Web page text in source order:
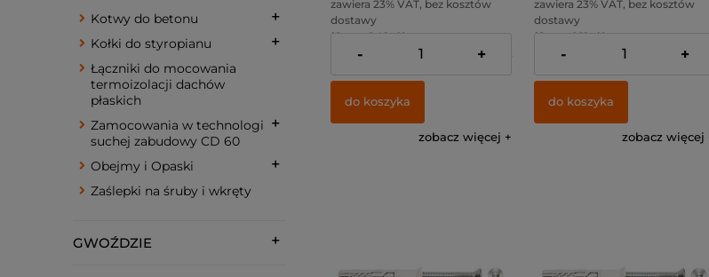
Kotwy do betonu
Kołki do styropianu
Łączniki do mocowania
termoizolacji dachów
płaskich
Zamocowania w technologi
suchej zabudowy CD 60
Obejmy i Opaski
Zaślepki na śruby i wkręty
GWOŹDZIE
zawiera 23% VAT, bez kosztów
dostawy
( 1 szt = 1,42 zł )
Cena netto:
57,72 zł
- +
do koszyka
zobacz więcej
zawiera 23% VAT, bez kosztów
dostawy
( 1 szt = 1,12 zł )
Cena netto:
45,53 zł
- +
do koszyka
zobacz więcej